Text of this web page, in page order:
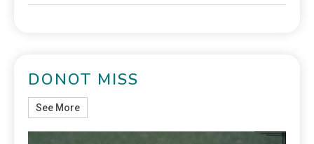
DONOT MISS
See More